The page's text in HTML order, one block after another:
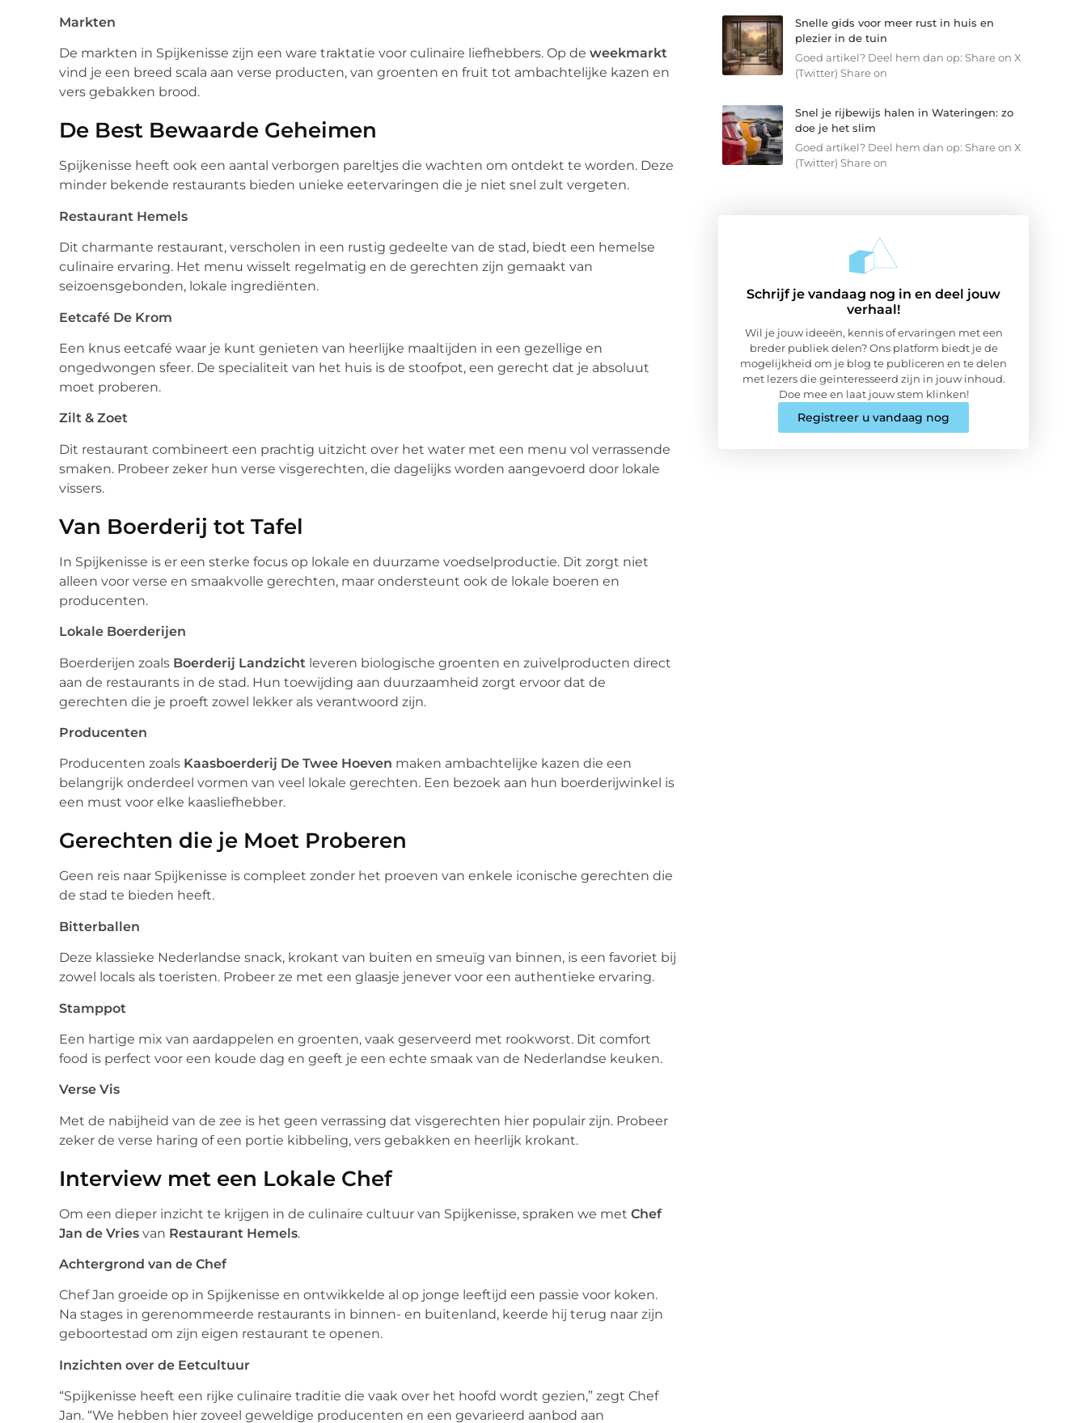
Markten
De markten in Spijkenisse zijn een ware traktatie voor culinaire liefhebbers. Op de weekmarkt
vind je een breed scala aan verse producten, van groenten en fruit tot ambachtelijke kazen en
vers gebakken brood.
De Best Bewaarde Geheimen
Spijkenisse heeft ook een aantal verborgen pareltjes die wachten om ontdekt te worden. Deze
minder bekende restaurants bieden unieke eetervaringen die je niet snel zult vergeten.
Restaurant Hemels
Dit charmante restaurant, verscholen in een rustig gedeelte van de stad, biedt een hemelse
culinaire ervaring. Het menu wisselt regelmatig en de gerechten zijn gemaakt van
seizoensgebonden, lokale ingrediënten.
Eetcafé De Krom
Een knus eetcafé waar je kunt genieten van heerlijke maaltijden in een gezellige en
ongedwongen sfeer. De specialiteit van het huis is de stoofpot, een gerecht dat je absoluut
moet proberen.
Zilt & Zoet
Dit restaurant combineert een prachtig uitzicht over het water met een menu vol verrassende
smaken. Probeer zeker hun verse visgerechten, die dagelijks worden aangevoerd door lokale
vissers.
Van Boerderij tot Tafel
In Spijkenisse is er een sterke focus op lokale en duurzame voedselproductie. Dit zorgt niet
alleen voor verse en smaakvolle gerechten, maar ondersteunt ook de lokale boeren en
producenten.
Lokale Boerderijen
Boerderijen zoals Boerderij Landzicht leveren biologische groenten en zuivelproducten direct
aan de restaurants in de stad. Hun toewijding aan duurzaamheid zorgt ervoor dat de
gerechten die je proeft zowel lekker als verantwoord zijn.
Producenten
Producenten zoals Kaasboerderij De Twee Hoeven maken ambachtelijke kazen die een
belangrijk onderdeel vormen van veel lokale gerechten. Een bezoek aan hun boerderijwinkel is
een must voor elke kaasliefhebber.
Gerechten die je Moet Proberen
Geen reis naar Spijkenisse is compleet zonder het proeven van enkele iconische gerechten die
de stad te bieden heeft.
Bitterballen
Deze klassieke Nederlandse snack, krokant van buiten en smeuïg van binnen, is een favoriet bij
zowel locals als toeristen. Probeer ze met een glaasje jenever voor een authentieke ervaring.
Stamppot
Een hartige mix van aardappelen en groenten, vaak geserveerd met rookworst. Dit comfort
food is perfect voor een koude dag en geeft je een echte smaak van de Nederlandse keuken.
Verse Vis
Met de nabijheid van de zee is het geen verrassing dat visgerechten hier populair zijn. Probeer
zeker de verse haring of een portie kibbeling, vers gebakken en heerlijk krokant.
Interview met een Lokale Chef
Om een dieper inzicht te krijgen in de culinaire cultuur van Spijkenisse, spraken we met Chef
Jan de Vries van Restaurant Hemels.
Achtergrond van de Chef
Chef Jan groeide op in Spijkenisse en ontwikkelde al op jonge leeftijd een passie voor koken.
Na stages in gerenommeerde restaurants in binnen- en buitenland, keerde hij terug naar zijn
geboortestad om zijn eigen restaurant te openen.
Inzichten over de Eetcultuur
“Spijkenisse heeft een rijke culinaire traditie die vaak over het hoofd wordt gezien,” zegt Chef
Jan. “We hebben hier zoveel geweldige producenten en een gevarieerd aanbod aan
Snelle gids voor meer rust in huis en
plezier in de tuin
Goed artikel? Deel hem dan op: Share on X
(Twitter) Share on
Snel je rijbewijs halen in Wateringen: zo
doe je het slim
Goed artikel? Deel hem dan op: Share on X
(Twitter) Share on
Schrijf je vandaag nog in en deel jouw
verhaal!
Wil je jouw ideeën, kennis of ervaringen met een
breder publiek delen? Ons platform biedt je de
mogelijkheid om je blog te publiceren en te delen
met lezers die geïnteresseerd zijn in jouw inhoud.
Doe mee en laat jouw stem klinken!
Registreer u vandaag nog